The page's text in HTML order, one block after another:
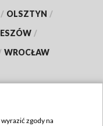
/ OLSZTYN /
/
WROCŁAW
zgody na